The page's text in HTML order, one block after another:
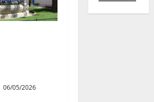
06/05/2026